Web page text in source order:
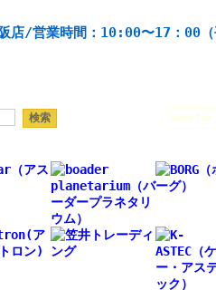
店/営業時間：10:00〜17：00（
Seestar